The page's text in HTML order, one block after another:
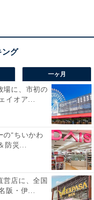
のエピソードが泣け
酒が飲めなくてオレ
言動に可愛いところ
見た目とは裏腹に、
い、とのコメントも
一ヶ月
場に、市初の
イオア...
の“ちいかわ
防災...
営店に、全国
阪・伊...